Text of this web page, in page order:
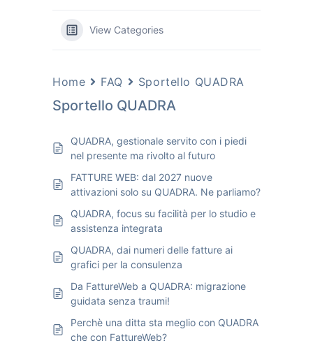
View Categories
Home FAQ Sportello QUADRA
Sportello QUADRA
QUADRA, gestionale servito con i piedi
nel presente ma rivolto al futuro
FATTURE WEB: dal 2027 nuove
attivazioni solo su QUADRA. Ne parliamo?
QUADRA, focus su facilità per lo studio e
assistenza integrata
QUADRA, dai numeri delle fatture ai
grafici per la consulenza
Da FattureWeb a QUADRA: migrazione
guidata senza traumi!
Perchè una ditta sta meglio con QUADRA
che con FattureWeb?